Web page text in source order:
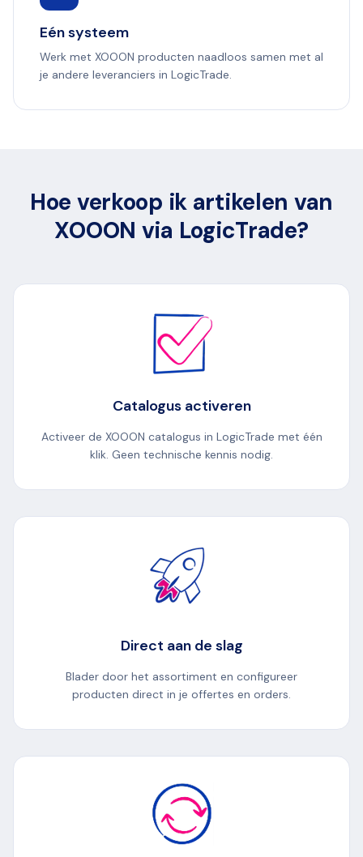
Eén systeem
Werk met XOOON producten naadloos samen met al
je andere leveranciers in LogicTrade.
Hoe verkoop ik artikelen van
XOOON via LogicTrade?
Catalogus activeren
Activeer de XOOON catalogus in LogicTrade met één
klik. Geen technische kennis nodig.
Direct aan de slag
Blader door het assortiment en configureer
producten direct in je offertes en orders.